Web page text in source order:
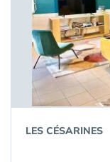
LES CÉSARINES